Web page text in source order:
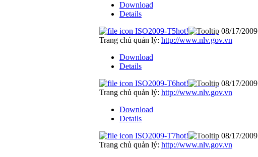
Download
Details
ISO2009-T5hot! 08/17/2009
Trang chủ quản lý: http://www.nlv.gov.vn
Download
Details
ISO2009-T6hot! 08/17/2009
Trang chủ quản lý: http://www.nlv.gov.vn
Download
Details
ISO2009-T7hot! 08/17/2009
Trang chủ quản lý: http://www.nlv.gov.vn